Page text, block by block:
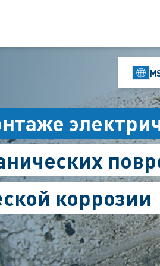
коррозии